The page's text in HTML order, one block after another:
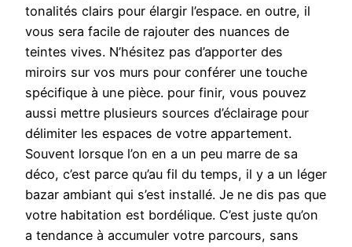
tonalités clairs pour élargir l’espace. en outre, il
vous sera facile de rajouter des nuances de
teintes vives. N’hésitez pas d’apporter des
miroirs sur vos murs pour conférer une touche
spécifique à une pièce. pour finir, vous pouvez
aussi mettre plusieurs sources d’éclairage pour
délimiter les espaces de votre appartement.
Souvent lorsque l’on en a un peu marre de sa
déco, c’est parce qu’au fil du temps, il y a un léger
bazar ambiant qui s’est installé. Je ne dis pas que
votre habitation est bordélique. C’est juste qu’on
a tendance à accumuler votre parcours, sans